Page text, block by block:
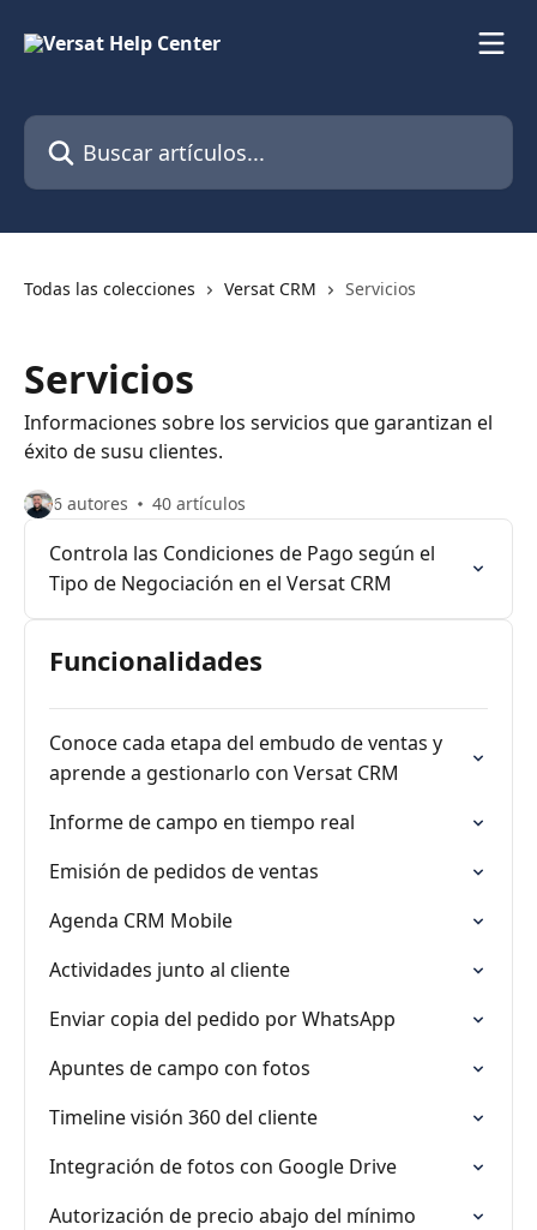
Buscar artículos...
Todas las colecciones Versat CRM Servicios
Servicios
Informaciones sobre los servicios que garantizan el
éxito de susu clientes.
6 autores 40 artículos
Controla las Condiciones de Pago según el
Tipo de Negociación en el Versat CRM
Funcionalidades
Conoce cada etapa del embudo de ventas y
aprende a gestionarlo con Versat CRM
Informe de campo en tiempo real
Emisión de pedidos de ventas
Agenda CRM Mobile
Actividades junto al cliente
Enviar copia del pedido por WhatsApp
Apuntes de campo con fotos
Timeline visión 360 del cliente
Integración de fotos con Google Drive
Autorización de precio abajo del mínimo